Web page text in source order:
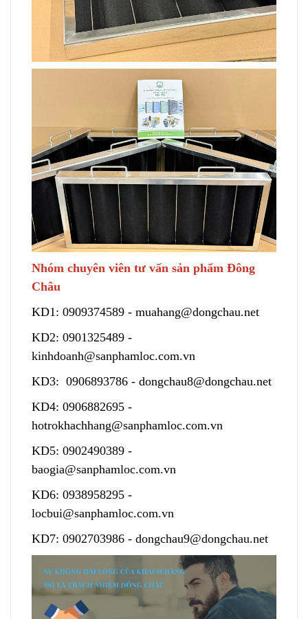
Nhóm chuyên viên tư vấn sản phẩm Đông
Châu
KD1: 0909374589 - muahang@dongchau.net
KD2: 0901325489 -
kinhdoanh@sanphamloc.com.vn
KD3: 0906893786 - dongchau8@dongchau.net
KD4: 0906882695 -
hotrokhachhang@sanphamloc.com.vn
KD5: 0902490389 -
baogia@sanphamloc.com.vn
KD6: 0938958295 -
locbui@sanphamloc.com.vn
KD7: 0902703986 - dongchau9@dongchau.net